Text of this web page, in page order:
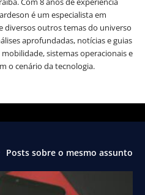
é um especialista em
diversos outros temas do universo
aprofundadas, notícias e guias
sistemas operacionais e
o cenário da tecnologia.
Posts sobre o mesmo assunto